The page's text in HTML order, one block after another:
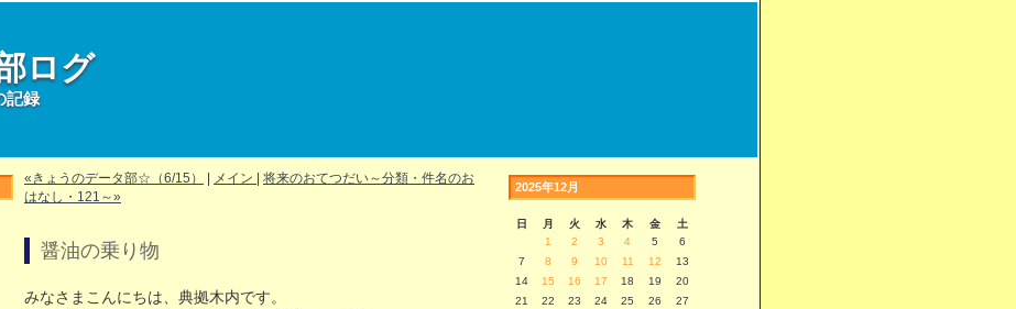
ログ
記録
«きょうのデータ部☆（6/15） メイン
将来のおてつだい～分類・件名のお
はなし・121～»
醤油の乗り物
みなさまこんにちは、典拠木内です。
2025年12月
日 月 火 水 木 金
土
1
2 3 4 5
6
7
8 9 10 11 12
13
14
15 16 17 18 19
20
21
22 23 24 25 26
27